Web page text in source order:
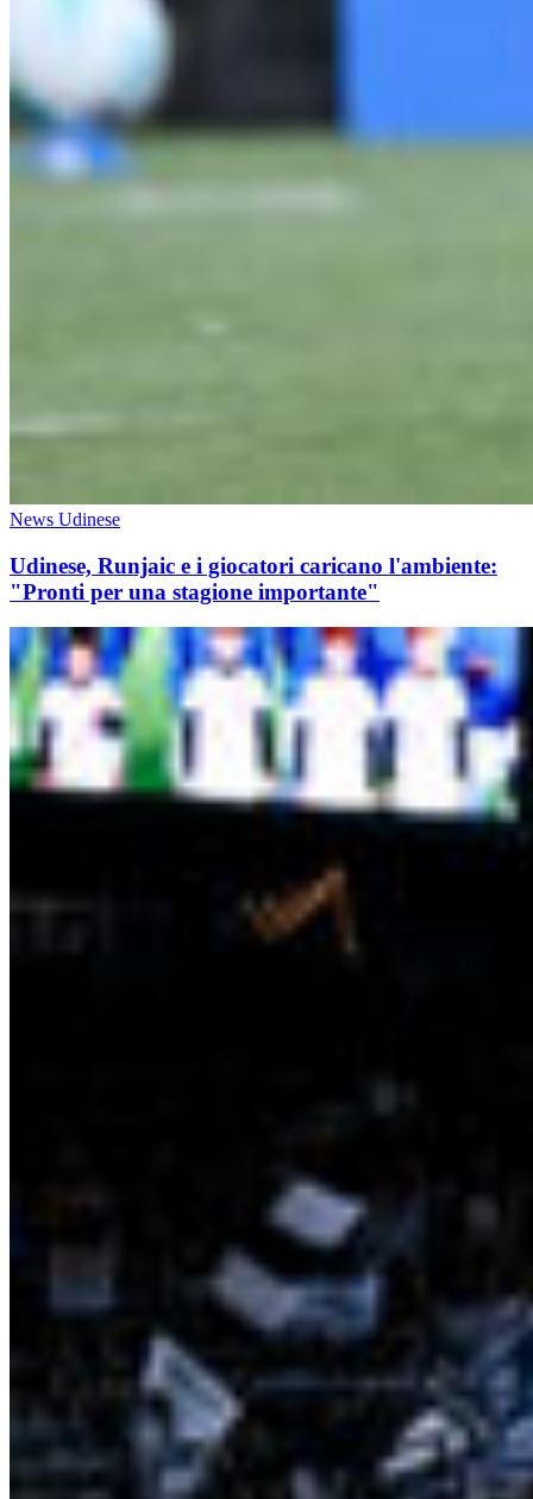
News Udinese
Udinese, Runjaic e i giocatori caricano l'ambiente:
"Pronti per una stagione importante"